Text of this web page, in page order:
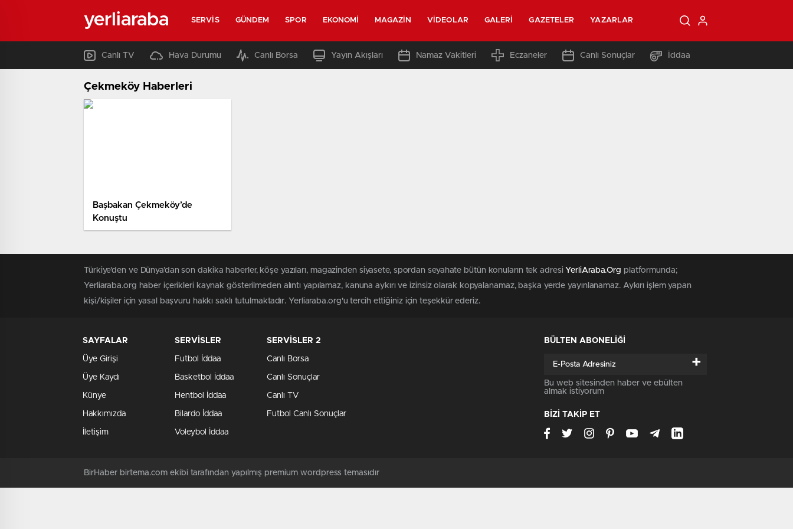
yerliaraba SERVIS GÜNDEM SPOR EKONOMI MAGAZIN VIDEOLAR GALERI GAZETELER YAZARLAR
Canlı TV Hava Durumu Canlı Borsa Yayın Akışları Namaz Vakitleri Eczaneler Canlı Sonuçlar İddaa
Çekmeköy Haberleri
Başbakan Çekmeköy’de
Konuştu
Türkiye'den ve Dünya’dan son dakika haberler, köşe yazıları, magazinden siyasete, spordan seyahate bütün konuların tek adresi YerliAraba.Org platformunda;
Yerliaraba.org haber içerikleri kaynak gösterilmeden alıntı yapılamaz, kanuna aykırı ve izinsiz olarak kopyalanamaz, başka yerde yayınlanamaz. Aykırı işlem yapan
kişi/kişiler için yasal başvuru hakkı saklı tutulmaktadır. Yerliaraba.org'u tercih ettiğiniz için teşekkür ederiz.
SAYFALAR
Üye Girişi
Üye Kaydı
Künye
Hakkımızda
İletişim
SERVİSLER
Futbol İddaa
Basketbol İddaa
Hentbol İddaa
Bilardo İddaa
Voleybol İddaa
SERVİSLER 2
Canlı Borsa
Canlı Sonuçlar
Canlı TV
Futbol Canlı Sonuçlar
BÜLTEN ABONELİĞİ
+
Bu web sitesinden haber ve ebülten
almak istiyorum
BİZİ TAKİP ET
BirHaber birtema.com ekibi tarafından yapılmış premium wordpress temasıdır